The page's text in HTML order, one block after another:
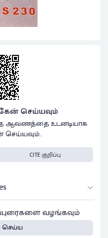
செய்யவும்
ஆவணத்தை உடனடியாக
CITE குறிப்பு
வழங்கவும்
செய்ய